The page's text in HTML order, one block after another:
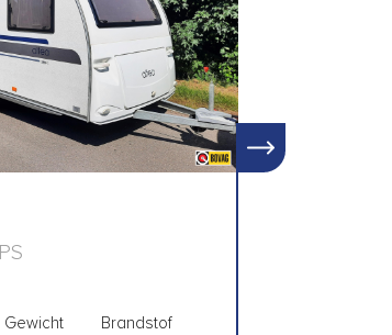
Gewicht
Brandstof